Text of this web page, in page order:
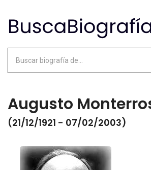
Augusto
(21/12/1921 - 07/02/2003)